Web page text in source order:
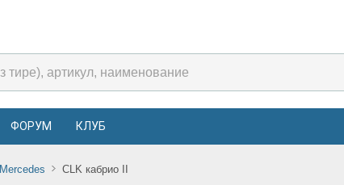
ФОРУМ КЛУБ
Mercedes CLK кабрио II